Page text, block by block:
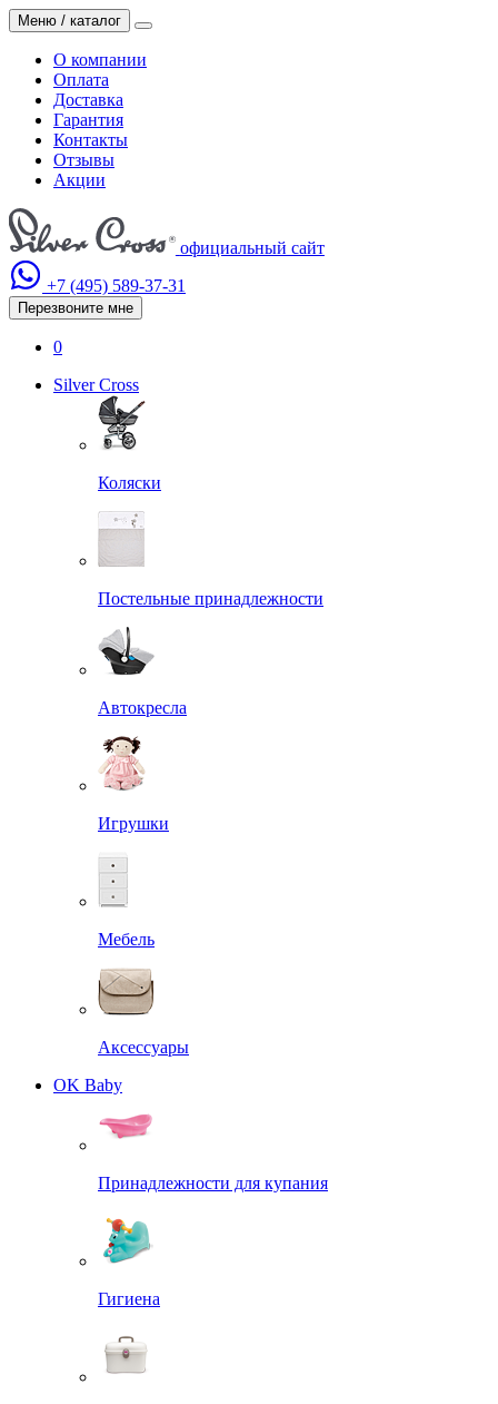
Меню / каталог
О компании
Оплата
Доставка
Гарантия
Контакты
Отзывы
Акции
официальный сайт
+7 (495) 589-37-31
Перезвоните мне
0
Silver Cross
Коляски
Постельные принадлежности
Автокресла
Игрушки
Мебель
Аксессуары
OK Baby
Принадлежности для купания
Гигиена